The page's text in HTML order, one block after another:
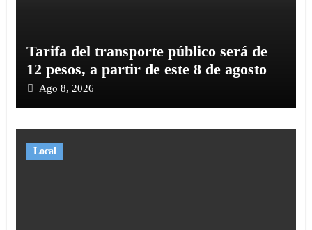
Tarifa del transporte público será de
12 pesos, a partir de este 8 de agosto
Ago 8, 2026
Local